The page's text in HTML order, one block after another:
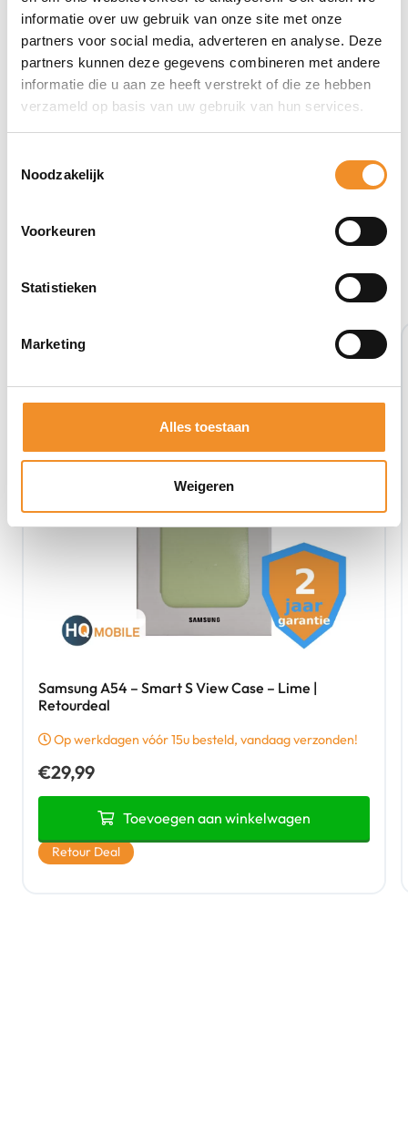
informatie over uw gebruik van onze site met onze
partners voor social media, adverteren en analyse. Deze
partners kunnen deze gegevens combineren met andere
informatie die u aan ze heeft verstrekt of die ze hebben
verzameld op basis van uw gebruik van hun services.
Noodzakelijk
Voorkeuren
Statistieken
Marketing
Alles toestaan
Weigeren
Samsung A54 – Smart S View Case – Lime |
Retourdeal
Op werkdagen vóór 15u besteld, vandaag verzonden!
€29,99
Toevoegen aan winkelwagen
Retour Deal